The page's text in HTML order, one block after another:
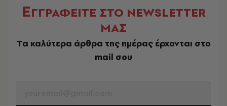
ΕΓΓΡΑΦΕΙΤΕ ΣΤΟ NEWSLETTER
ΜΑΣ
Tα καλύτερα άρθρα της ημέρας έρχονται στο
mail σου